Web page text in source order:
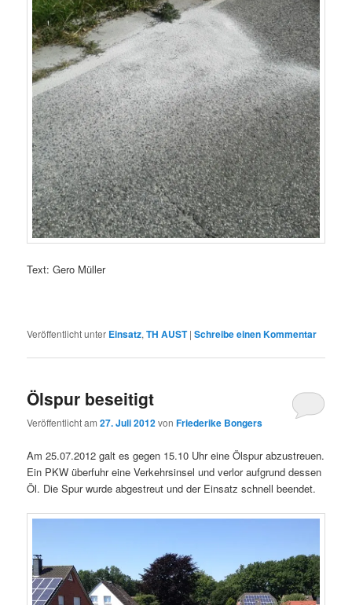
Text: Gero Müller
Veröffentlicht unter Einsatz,TH AUST |Schreibe einen Kommentar
Ölspur beseitigt
Veröffentlicht am27. Juli 2012vonFriederike Bongers
Am 25.07.2012 galt es gegen 15.10 Uhr eine Ölspur abzustreuen.
Ein PKW überfuhr eine Verkehrsinsel und verlor aufgrund dessen
Öl. Die Spur wurde abgestreut und der Einsatz schnell beendet.